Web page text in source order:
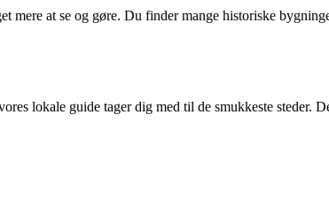
mere at se og gøre. Du finder mange historiske
lokale guide tager dig med til de smukkeste